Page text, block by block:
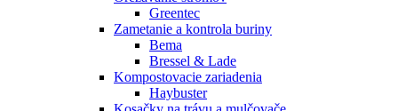
Greentec
Zametanie a kontrola buriny
Bema
Bressel & Lade
Kompostovacie zariadenia
Haybuster